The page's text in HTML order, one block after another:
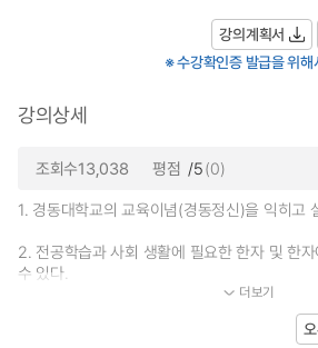
강의계획서
※ 수강확인증 발급을 위
강의상세
조회수13,038 평점 /5(0)
1. 경동대학교의 교육이념(경동정신)을 익히고
2. 전공학습과 사회 생활에 필요한 한자 및 한
수 있다.
더보기